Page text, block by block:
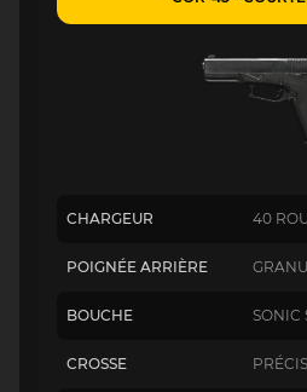
CHARGEUR 40
POIGNÉE ARRIÈRE
BOUCHE SONIC
CROSSE